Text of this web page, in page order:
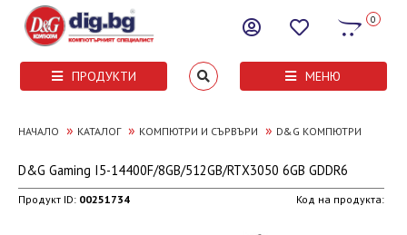
0
ПРОДУКТИ МЕНЮ
НАЧАЛО » КАТАЛОГ » КОМПЮТРИ И СЪРВЪРИ » D&G КОМПЮТРИ
D&G Gaming I5-14400F/8GB/512GB/RTX3050 6GB GDDR6
Продукт ID: 00251734 Код на продукта: